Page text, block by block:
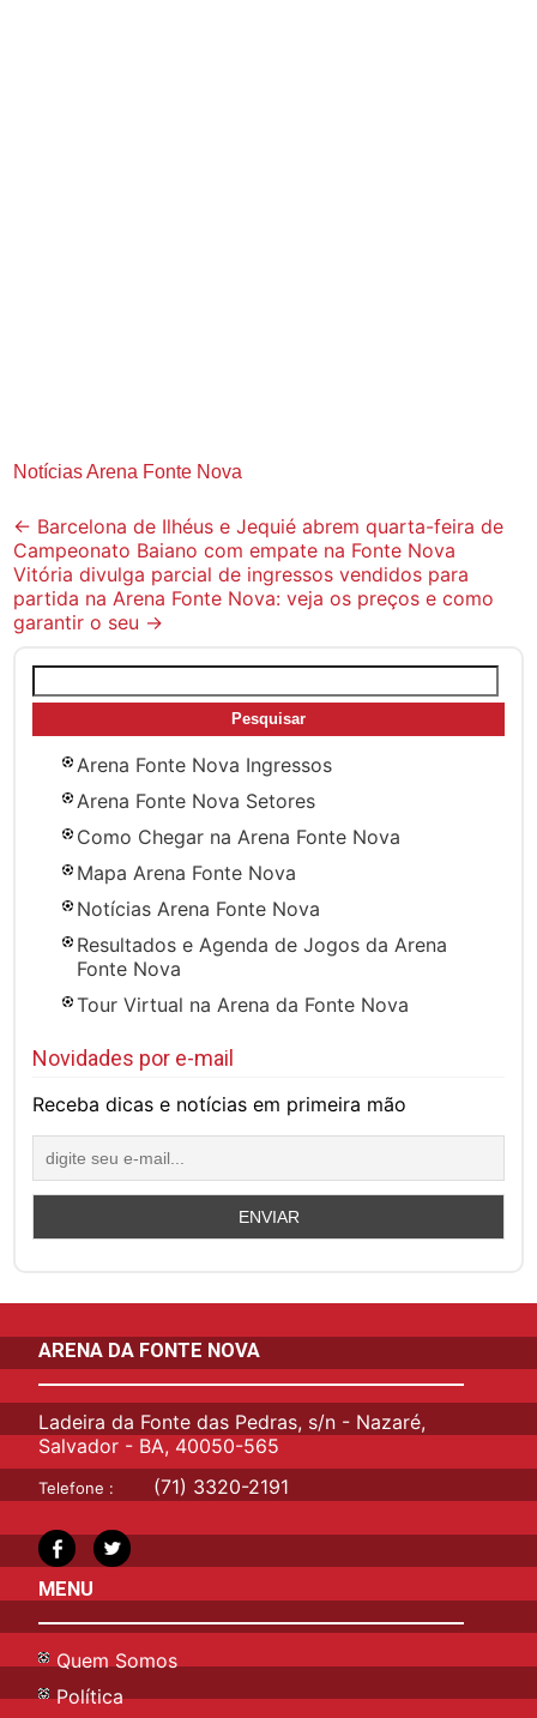
Notícias Arena Fonte Nova
Post
navigation
← Barcelona de Ilhéus e Jequié abrem quarta-feira de
Campeonato Baiano com empate na Fonte Nova
Vitória divulga parcial de ingressos vendidos para
partida na Arena Fonte Nova: veja os preços e como
garantir o seu →
por:
Arena Fonte Nova Ingressos
Arena Fonte Nova Setores
Como Chegar na Arena Fonte Nova
Mapa Arena Fonte Nova
Notícias Arena Fonte Nova
Resultados e Agenda de Jogos da Arena
Fonte Nova
Tour Virtual na Arena da Fonte Nova
Novidades por e-mail
Receba dicas e notícias em primeira mão
ARENA DA FONTE NOVA
Ladeira da Fonte das Pedras, s/n - Nazaré,
Salvador - BA, 40050-565
Telefone : (71) 3320-2191
MENU
Quem Somos
Política